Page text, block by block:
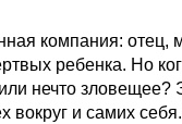
компания: отец,
ребенка. Но
нечто зловещее?
и самих